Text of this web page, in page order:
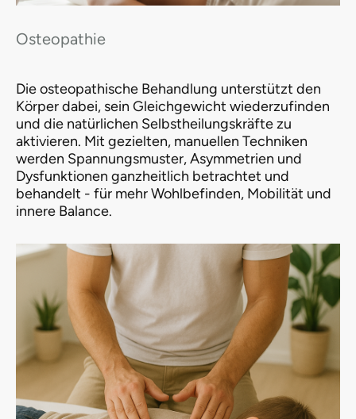
Osteopathie
Die osteopathische Behandlung unterstützt den
Körper dabei, sein Gleichgewicht wiederzufinden
und die natürlichen Selbstheilungskräfte zu
aktivieren. Mit gezielten, manuellen Techniken
werden Spannungsmuster, Asymmetrien und
Dysfunktionen ganzheitlich betrachtet und
behandelt - für mehr Wohlbefinden, Mobilität und
innere Balance.